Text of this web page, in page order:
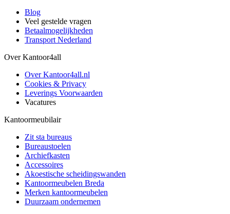
Blog
Veel gestelde vragen
Betaalmogelijkheden
Transport Nederland
Over Kantoor4all
Over Kantoor4all.nl
Cookies & Privacy
Leverings Voorwaarden
Vacatures
Kantoormeubilair
Zit sta bureaus
Bureaustoelen
Archiefkasten
Accessoires
Akoestische scheidingswanden
Kantoormeubelen Breda
Merken kantoormeubelen
Duurzaam ondernemen